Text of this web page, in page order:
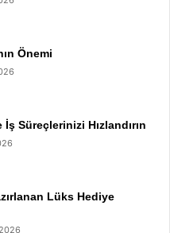
Önemi
Süreçlerinizi Hızlandırın
Lüks Hediye